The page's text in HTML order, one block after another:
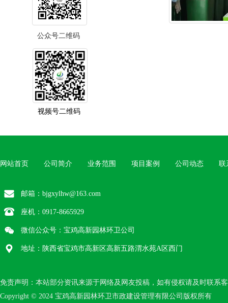
公众号二维码
视频号二维码
Copyright © 2024 宝鸡高新园林环卫市政建设管理有限公司版权所有
免责声明：本站部分资讯来源于网络及网友投稿，如有侵权请及时联系
网站首页 公司简介 业务范围 项目案例 公司动态 联
邮箱：bjgxylhw@163.com
座机： 0917-8665929
微信公众号：宝鸡高新园林环卫公司
地址：陕西省宝鸡市高新区高新五路渭水苑A区西门